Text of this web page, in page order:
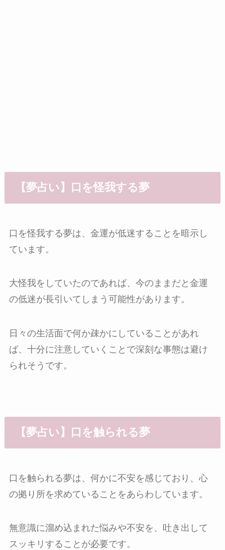
【夢占い】口を怪我する夢
口を怪我する夢は、金運が低迷することを暗示し
ています。
大怪我をしていたのであれば、今のままだと金運
の低迷が長引いてしまう可能性があります。
日々の生活面で何か疎かにしていることがあれ
ば、十分に注意していくことで深刻な事態は避け
られそうです。
【夢占い】口を触られる夢
口を触られる夢は、何かに不安を感じており、心
の拠り所を求めていることをあらわしています。
無意識に溜め込まれた悩みや不安を、吐き出して
スッキリすることが必要です。